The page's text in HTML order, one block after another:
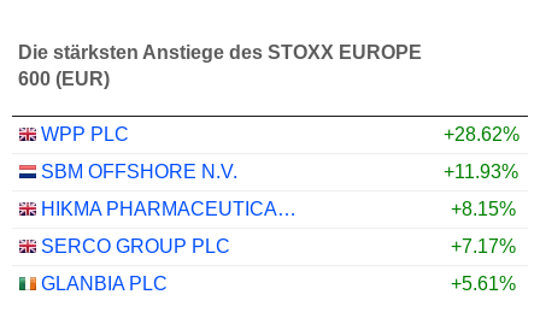
Die stärksten Anstiege des STOXX EUROPE
600 (EUR)
WPP PLC
+28.62%
SBM OFFSHORE N.V.
+11.93%
HIKMA PHARMACEUTICALS PLC
+8.15%
SERCO GROUP PLC
+7.17%
GLANBIA PLC
+5.61%